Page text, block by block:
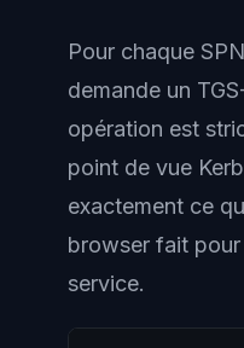
Pour chaque
demande un
opération est
point de vue
exactement ce
browser fait
service.